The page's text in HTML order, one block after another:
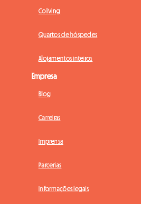
Coliving
Quartos de hóspedes
Alojamentos inteiros
Empresa
Blog
Carreiras
Imprensa
Parcerias
Informações legais